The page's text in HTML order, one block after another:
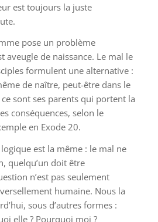
est toujours la juste
pose un problème
aveugle de naissance. Le mal le
formulent une alternative :
de naître, peut-être dans le
sont ses parents qui portent la
conséquences, selon le
en Exode 20.
est la même : le mal ne
quelqu’un doit être
n’est pas seulement
humaine. Nous la
sous d’autres formes :
elle ? Pourquoi moi ?